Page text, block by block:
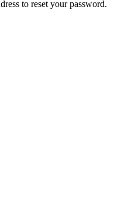
to reset your password.